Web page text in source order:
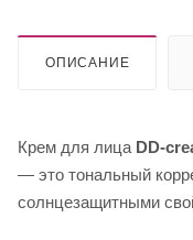
ОПИСАНИЕ
Крем для лица DD-
— это тональный
солнцезащитными